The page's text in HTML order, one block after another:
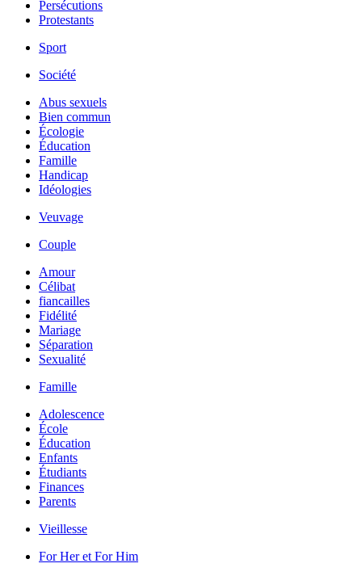
Persécutions
Protestants
Sport
Société
Abus sexuels
Bien commun
Écologie
Éducation
Famille
Handicap
Idéologies
Veuvage
Couple
Amour
Célibat
fiancailles
Fidélité
Mariage
Séparation
Sexualité
Famille
Adolescence
École
Éducation
Enfants
Étudiants
Finances
Parents
Vieillesse
For Her et For Him